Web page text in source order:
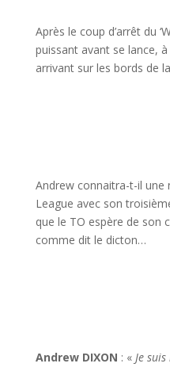
Après le coup d’arrêt du
puissant avant se lance, à
arrivant sur les bords de
Andrew connaitra-t-il une
League avec son troisiè
que le TO espère de son c
comme dit le dicton…
Andrew DIXON : «Je